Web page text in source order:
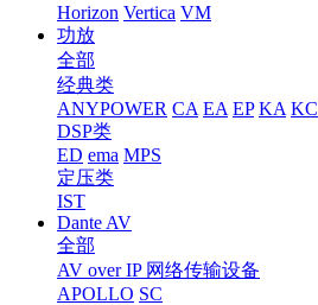
Horizon Vertica VM
功放
全部
经典类
ANYPOWER CA EA EP KA KC
DSP类
ED ema MPS
定压类
IST
Dante AV
全部
AV over IP 网络传输设备
APOLLO SC